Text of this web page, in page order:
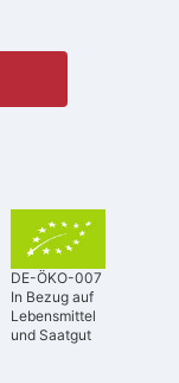
DE-ÖKO-007
In Bezug auf
Lebensmittel
und Saatgut